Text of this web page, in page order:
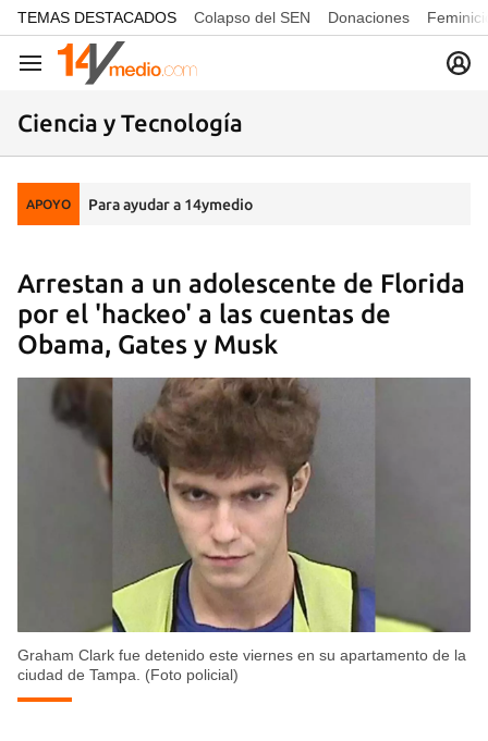
common.go-to-content
TEMAS DESTACADOS Colapso del SEN Donaciones
Navegación
Ciencia y Tecnología
APOYO Para ayudar a 14ymedio
Arrestan a un adolescente de Florida
por el 'hackeo' a las cuentas de
Obama, Gates y Musk
Graham Clark fue detenido este viernes en su apartamento de la
ciudad de Tampa. (Foto policial)